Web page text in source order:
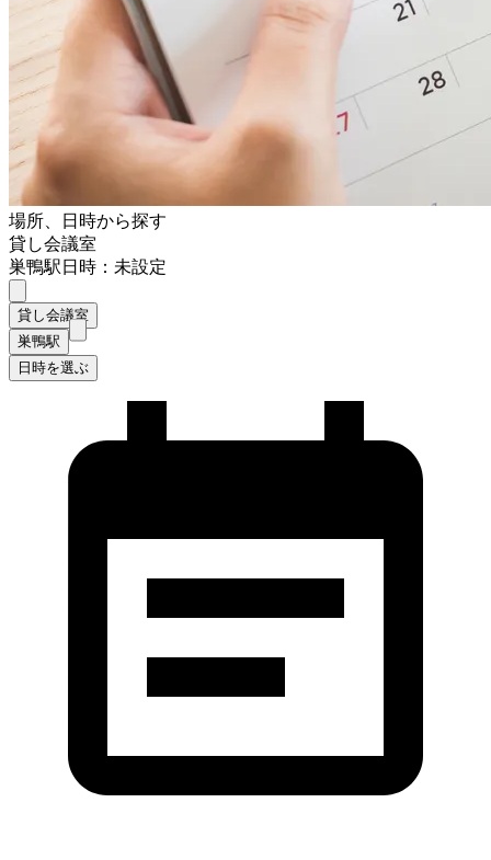
場所、日時から探す
貸し会議室
巣鴨駅日時：未設定
貸し会議室
巣鴨駅
日時を選ぶ